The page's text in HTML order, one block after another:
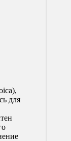
для